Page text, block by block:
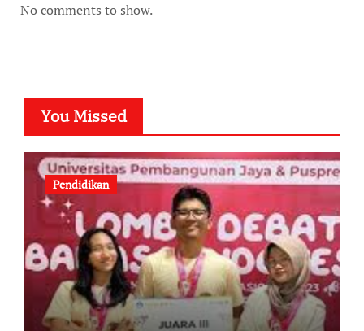
No comments to show.
You Missed
Pendidikan